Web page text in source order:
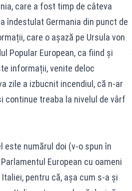
care a fost timp de câteva
îndestulat Germania din punct de
care o așază pe Ursula von
Popular European, ca fiind și
informații, venite deloc
zile a izbucnit incendiul, că n-ar
continue treaba la nivelul de vârf
este numărul doi (v-o spun în
European cu oameni
pentru că, așa cum s-a și